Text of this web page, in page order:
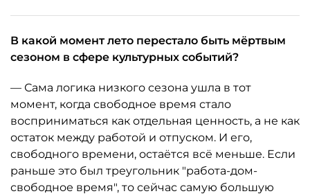
В какой момент лето перестало быть мёртвым
сезоном в сфере культурных событий?
— Сама логика низкого сезона ушла в тот
момент, когда свободное время стало
восприниматься как отдельная ценность, а не как
остаток между работой и отпуском. И его,
свободного времени, остаётся всё меньше. Если
раньше это был треугольник "работа-дом-
свободное время", то сейчас самую большую